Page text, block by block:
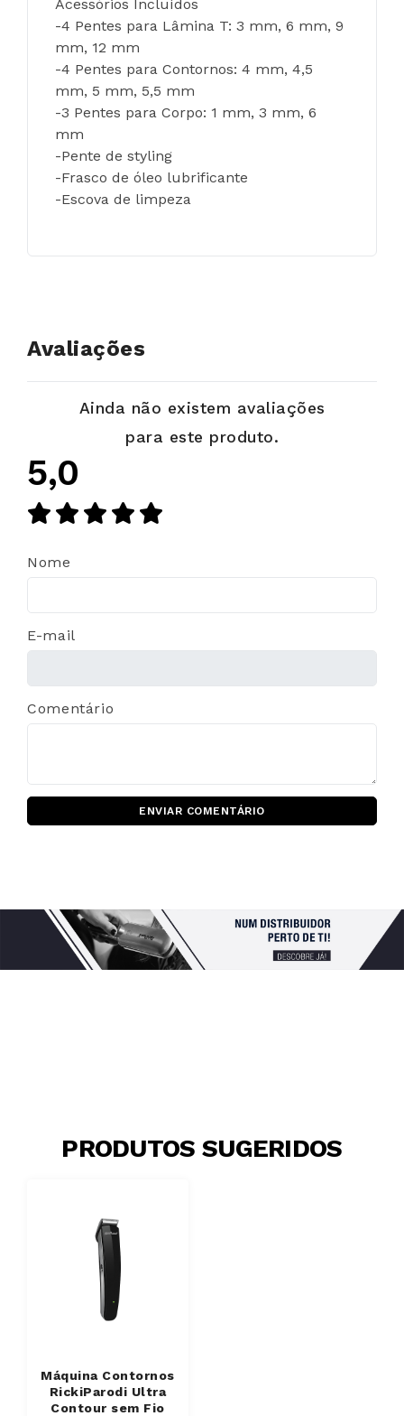
Acessórios Incluídos
-4 Pentes para Lâmina T: 3 mm, 6 mm, 9
mm, 12 mm
-4 Pentes para Contornos: 4 mm, 4,5
mm, 5 mm, 5,5 mm
-3 Pentes para Corpo: 1 mm, 3 mm, 6
mm
-Pente de styling
-Frasco de óleo lubrificante
-Escova de limpeza
Avaliações
Ainda não existem avaliações
para este produto.
5,0
Nome
E-mail
Comentário
ENVIAR COMENTÁRIO
PRODUTOS SUGERIDOS
Máquina Contornos
RickiParodi Ultra
Contour sem Fio